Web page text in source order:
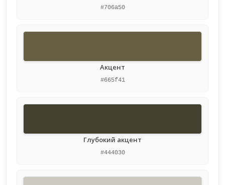
#706a50
Акцент
#665f41
Глубокий акцент
#444030